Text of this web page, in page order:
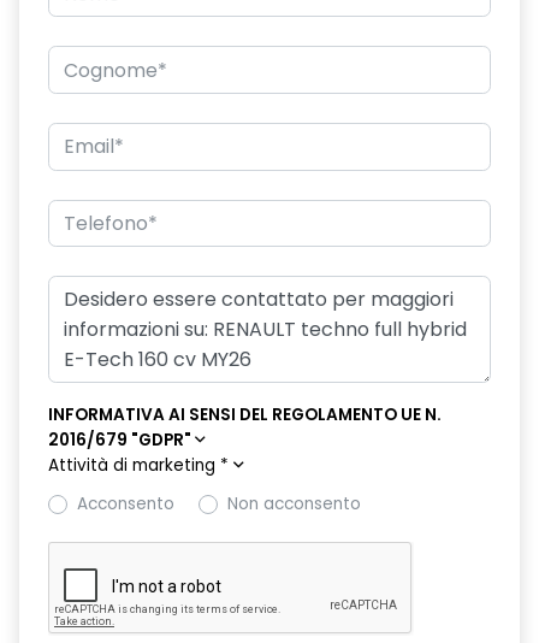
INFORMATIVA AI SENSI DEL REGOLAMENTO UE N.
2016/679 "GDPR"
Attività di marketing *
Acconsento
Non acconsento